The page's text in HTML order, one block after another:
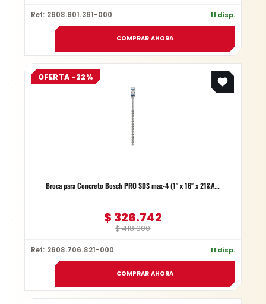
Ref: 2608.901.361-000 11 disp.
COMPRAR AHORA
OFERTA -22%
Broca para Concreto Bosch PRO SDS max-4 (1″ x 16″ x 21&#...
$418.900
was:
$ 418.900.
$ 326.742
is:
$ 326.742.
Ref: 2608.706.821-000 11 disp.
COMPRAR AHORA